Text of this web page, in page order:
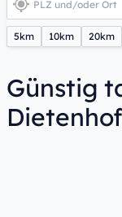
5km 10km 20km
Günstig